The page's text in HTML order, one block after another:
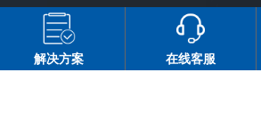
解决方案 在线客服